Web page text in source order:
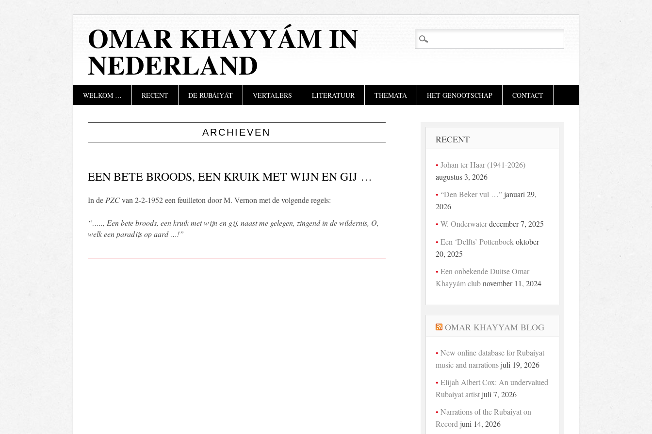
OMAR KHAYYÁM IN
NEDERLAND
Hoofdmenu
springen
WELKOM … RECENT DE RUBÁIYÁT VERTALERS LITERATUUR THEMATA HET GENOOTSCHAP CONTACT
ARCHIEVEN
EEN BETE BROODS, EEN KRUIK MET WIJN EN GIJ …
In de PZCvan 2-2-1952 een feuilleton door M. Vernon met de volgende regels:
“….., Een bete broods, een kruik met wijn en gij, naast me gelegen, zingend in de wildernis, O,
welk een paradijs op aard …!”
RECENT
Johan ter Haar (1941-2026)
augustus 3, 2026
“Den Beker vul …” januari 29,
2026
W. Onderwater december 7, 2025
Een ‘Delfts’ Pottenboek oktober
20, 2025
Een onbekende Duitse Omar
Khayyám club november 11, 2024
OMAR KHAYYAM BLOG
New online database for Rubaiyat
music and narrations juli 19, 2026
Elijah Albert Cox: An undervalued
Rubaiyat artist juli 7, 2026
Narrations of the Rubaiyat on
Record juni 14, 2026